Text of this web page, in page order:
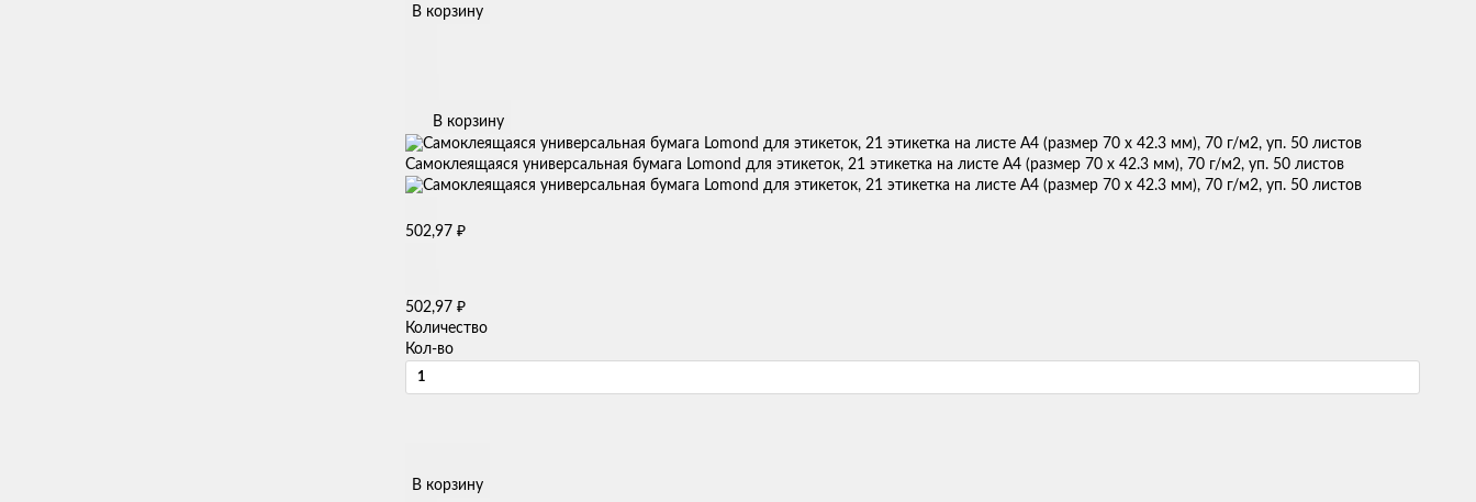
В корзину
В корзину
Самоклеящаяся универсальная бумага Lomond для этикеток, 21 этикетка на листе А4 (размер 70 x 42.3 мм), 70 г/м2, уп. 50 листов
502,97 ₽
502,97 ₽
Количество
Кол-во
В корзину